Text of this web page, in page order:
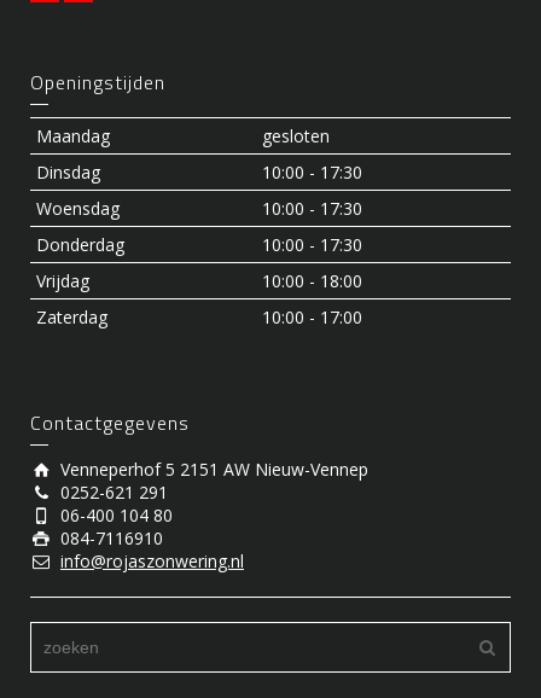
Openingstijden
Maandag
gesloten
Dinsdag
10:00 - 17:30
Woensdag
10:00 - 17:30
Donderdag
10:00 - 17:30
Vrijdag
10:00 - 18:00
Zaterdag
10:00 - 17:00
Contactgegevens
Venneperhof 5 2151 AW Nieuw-Vennep
0252-621 291
06-400 104 80
084-7116910
info@rojaszonwering.nl